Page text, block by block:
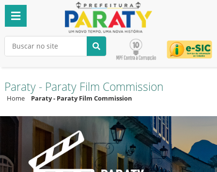
Paraty - Paraty Film Commission
Home Paraty - Paraty Film Commission